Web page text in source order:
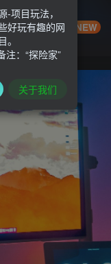
精品源码 NEW
-项目玩法，
好玩有趣的网
注：“探险家”
关于我们